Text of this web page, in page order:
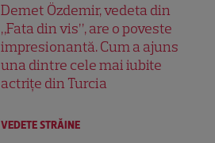
Demet Özdemir, vedeta din
„Fata din vis”, are o poveste
impresionantă. Cum a ajuns
una dintre cele mai iubite
actrițe din Turcia
VEDETE STRĂINE